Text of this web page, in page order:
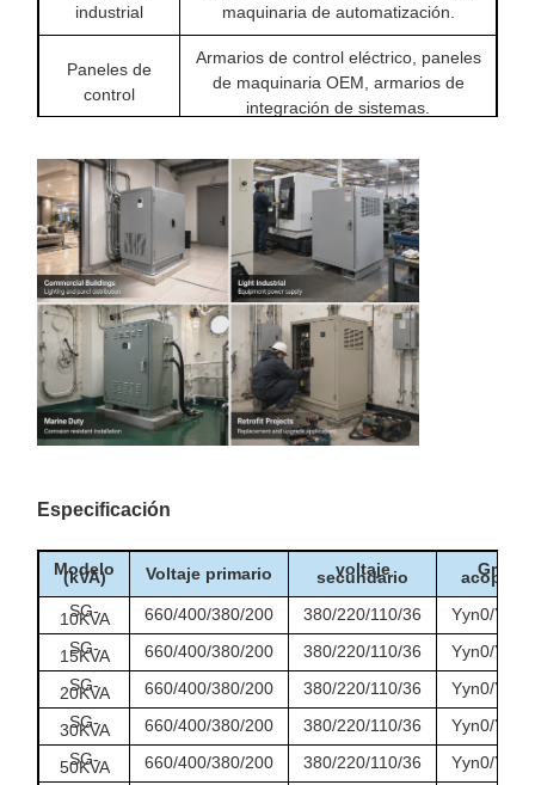
industrial
maquinaria de automatización.
Paneles de
control
Armarios de control eléctrico, paneles
de maquinaria OEM, armarios de
integración de sistemas.
Instalaciones
comerciales
salas de máquinas, puntos de
distribución interiores.
Instalaciones
industriales
ligeras
Talleres, pequeñas plantas,
suministro de energía para equipos
de procesamiento.
Proyectos de
modernización
Coincidencia de voltaje de equipos
importados, integración de equipos
de 380 V en sistemas de 480 V/600 V
Sistemas de
producción.
Bancos de pruebas, sistemas de
Especificación
Modelo
(kVA) Voltaje primario voltaje
secundario Grupo
SG-
10KVA 660/400/380/200 380/220/110/36
Yyn0/Y/d/
SG-
15KVA 660/400/380/200 380/220/110/36
Yyn0/Y/d/
SG-
20KVA 660/400/380/200 380/220/110/36
Yyn0/Y/d/
SG-
30KVA 660/400/380/200 380/220/110/36
Yyn0/Y/d/
SG-
50KVA 660/400/380/200 380/220/110/36 Yyn0/Y/d/